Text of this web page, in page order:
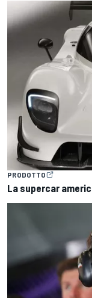
PRODOTTO
La supercar